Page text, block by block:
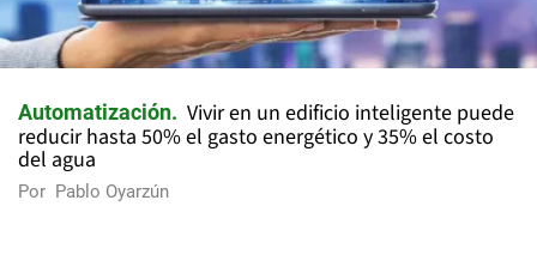
Automatización
Vivir en un edificio inteligente puede
reducir hasta 50% el gasto energético y 35% el costo
del agua
Por Pablo Oyarzún